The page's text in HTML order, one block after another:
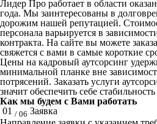
Лидер Про работает в области
года. Мы заинтересованы в
дорожим нашей репутацией.
персонала варьируется в
контракта. На сайте вы можете
свяжется с вами в самые короткие
Цены на кадровый аутсорсинг
минимальной планке вне
потрясений. Заказать услуги
значит обеспечить себе
Как мы будем с Вами работать
01 / 06 Заявка